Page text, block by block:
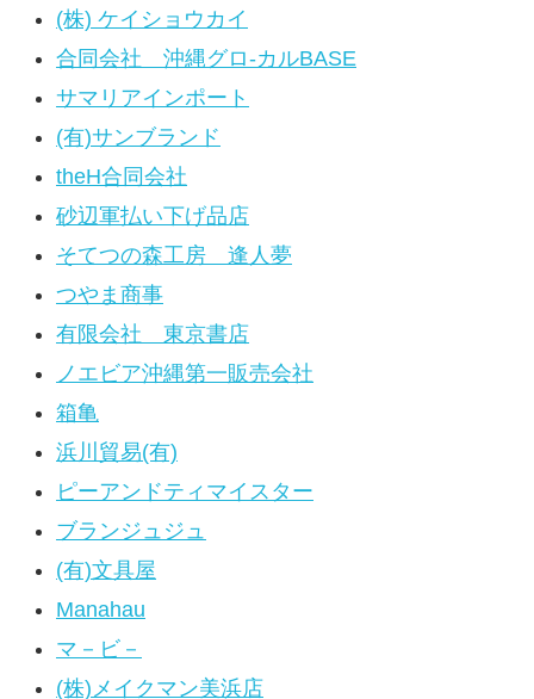
(株) ケイショウカイ
合同会社 沖縄グロ-カルBASE
サマリアインポート
(有)サンブランド
theH合同会社
砂辺軍払い下げ品店
そてつの森工房 逢人夢
つやま商事
有限会社 東京書店
ノエビア沖縄第一販売会社
箱亀
浜川貿易(有)
ピーアンドティマイスター
ブランジュジュ
(有)文具屋
Manahau
マ－ビ－
(株)メイクマン美浜店